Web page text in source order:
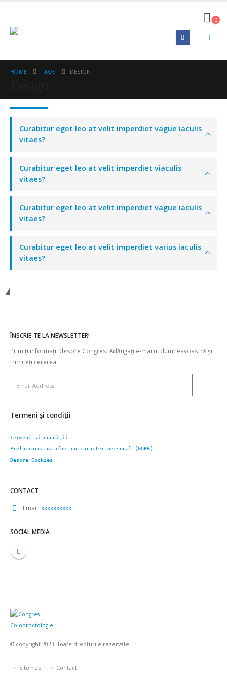
0
HOME FAQS DESIGN
Curabitur eget leo at velit imperdiet vague iaculis
vitaes?
Curabitur eget leo at velit imperdiet viaculis
vitaes?
Curabitur eget leo at velit imperdiet vague iaculis
vitaes?
Curabitur eget leo at velit imperdiet varius iaculis
vitaes?
ÎNSCRIE-TE LA NEWSLETTER!
Primiţi informaţii despre Congres. Adăugaţi e-mailul dumneavoastră şi
trimiteţi cererea.
Termeni şi condiţii
Termeni şi condiţii
Prelucrarea datelor cu caracter personal (GDPR)
Despre Cookies
CONTACT
Email: xxxxxxxxxx
SOCIAL MEDIA
© copyright 2023. Toate drepturile rezervate.
Sitemap Contact